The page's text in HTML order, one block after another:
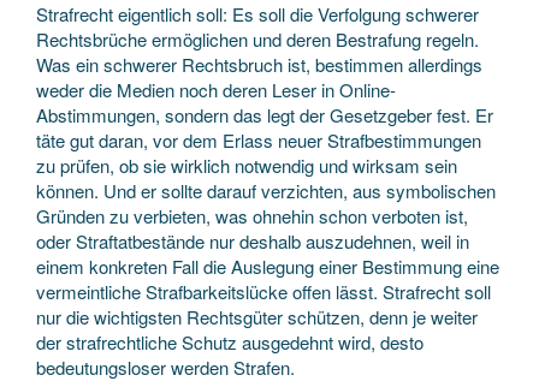
Strafrecht eigentlich soll: Es soll die Verfolgung schwerer
Rechtsbrüche ermöglichen und deren Bestrafung regeln.
Was ein schwerer Rechtsbruch ist, bestimmen allerdings
weder die Medien noch deren Leser in Online-
Abstimmungen, sondern das legt der Gesetzgeber fest. Er
täte gut daran, vor dem Erlass neuer Strafbestimmungen
zu prüfen, ob sie wirklich notwendig und wirksam sein
können. Und er sollte darauf verzichten, aus symbolischen
Gründen zu verbieten, was ohnehin schon verboten ist,
oder Straftatbestände nur deshalb auszudehnen, weil in
einem konkreten Fall die Auslegung einer Bestimmung eine
vermeintliche Strafbarkeitslücke offen lässt. Strafrecht soll
nur die wichtigsten Rechtsgüter schützen, denn je weiter
der strafrechtliche Schutz ausgedehnt wird, desto
bedeutungsloser werden Strafen.